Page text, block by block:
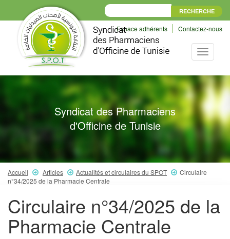
Espace adhérents Contactez-nous
Toggle
Syndicat des Pharmaciens
d'Officine de Tunisie
Accueil Articles Actualités et circulaires du SPOT
Circulaire
n°34/2025 de la Pharmacie Centrale
Circulaire n°34/2025 de la
Pharmacie Centrale